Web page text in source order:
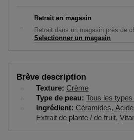
Retrait en magasin
Retrait dans un magasin près de
Selectionner un magasin
Brève description
Texture Crème
Type de peau Tous les
Ingrédient Céramides
Extrait de plante / de fruit